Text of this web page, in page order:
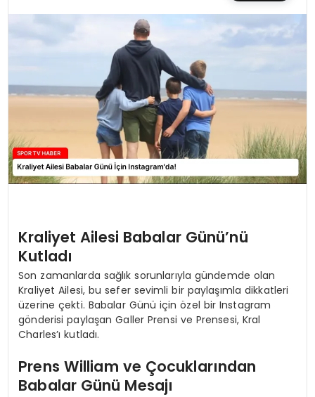
EĞITIM
MAGAZIN
SPOR
Kraliyet Ailesi Babalar Günü’nü
Kutladı
Son zamanlarda sağlık sorunlarıyla gündemde olan
Kraliyet Ailesi, bu sefer sevimli bir paylaşımla dikkatleri
üzerine çekti. Babalar Günü için özel bir Instagram
gönderisi paylaşan Galler Prensi ve Prensesi, Kral
Charles’ı kutladı.
Prens William ve Çocuklarından
Babalar Günü Mesajı